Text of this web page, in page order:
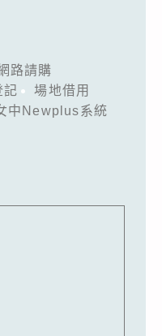
路請購
記
場地借用
中Newplus系統